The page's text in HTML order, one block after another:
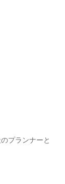
プランナーと